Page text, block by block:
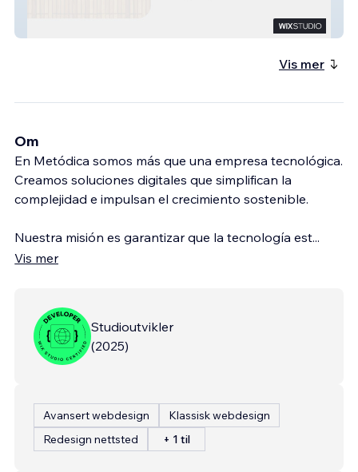
Vis mer
Om
En Metódica somos más que una empresa tecnológica.
Creamos soluciones digitales que simplifican la
complejidad e impulsan el crecimiento sostenible.
Nuestra misión es garantizar que la tecnología est...
Vis mer
Studioutvikler
(2025)
Avansert webdesign
Klassisk webdesign
Redesign nettsted
+ 1 til